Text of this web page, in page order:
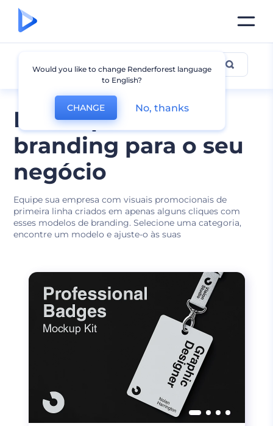
Mockups de
branding para o seu
negócio
Equipe sua empresa com visuais promocionais de
primeira linha criados em apenas alguns cliques com
esses modelos de branding. Selecione uma categoria,
encontre um modelo e ajuste-o às suas
Marca
Would you like to change Renderforest language
to English?
CHANGE No, thanks